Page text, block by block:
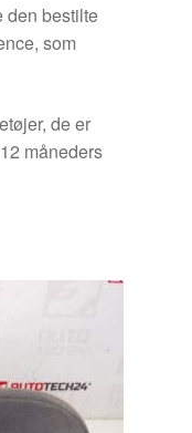
den bestilte
som
de er
måneders